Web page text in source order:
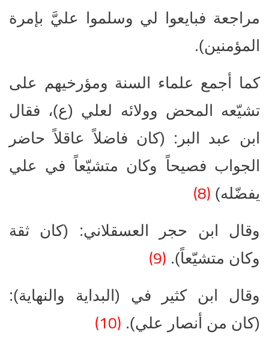
مراجعة فبايعوا لي وسلموا عليَّ بإمرة
المؤمنين).
كما أجمع علماء السنة ومؤرخيهم على
تشيّعه المحض وولائه لعلي (ع)، فقال
ابن عبد البر: (كان فاضلاً عاقلاً حاضر
الجواب فصيحاً وكان متشيّعاً في علي
يفضّله) (8)
وقال ابن حجر العسقلاني: (كان ثقة
وكان متشيّعاً). (9)
وقال ابن كثير في (البداية والنهاية):
(كان من أنصار علي). (10)